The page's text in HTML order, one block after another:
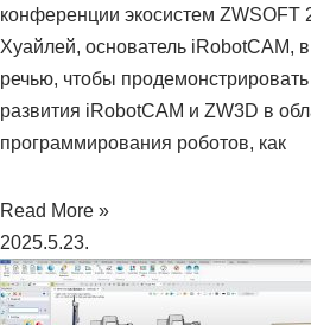
конференции экосистем ZWSOFT
Хуайлей, основатель iRobotCAM,
речью, чтобы продемонстрировать
развития iRobotCAM и ZW3D в
программирования роботов, как
Read More »
2025.5.23.